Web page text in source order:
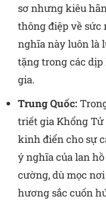
sơ nhưng kiêu
thông điệp về sức
nghĩa này luôn là
tặng trong các
gia.
Trung Quốc:
triết gia Khổng
kinh điển cho sự
ý nghĩa của lan
cường, dù mọc
hương sắc cuốn